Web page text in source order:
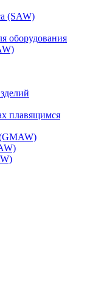
(SAW)
оборудования
плавящимся